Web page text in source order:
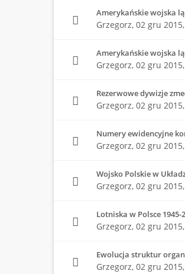
Amerykańskie wojska
Grzegorz, 02 gru
Amerykańskie wojska
Grzegorz, 02 gru
Rezerwowe dywizje
Grzegorz, 02 gru
Numery ewidencyjne
Grzegorz, 02 gru
Wojsko Polskie w
Grzegorz, 02 gru
Lotniska w Polsce 1945-
Grzegorz, 02 gru
Ewolucja struktur
Grzegorz, 02 gru